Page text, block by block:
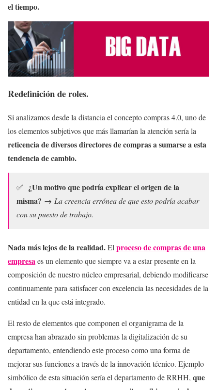
el tiempo.
Redefinición de roles.
Si analizamos desde la distancia el concepto compras 4.0, uno de
los elementos subjetivos que más llamarían la atención sería la
reticencia de diversos directores de compras a sumarse a esta
tendencia de cambio.
✅ ¿Un motivo que podría explicar el origen de la
misma? → La creencia errónea de que esto podría acabar
con su puesto de trabajo.
Nada más lejos de la realidad.El proceso de compras de una
empresaes un elemento que siempre va a estar presente en la
composición de nuestro núcleo empresarial, debiendo modificarse
continuamente para satisfacer con excelencia las necesidades de la
entidad en la que está integrado.
El resto de elementos que componen el organigrama de la
empresa han abrazado sin problemas la digitalización de su
departamento, entendiendo este proceso como una forma de
mejorar sus funciones a través de la innovación técnico. Ejemplo
simbólico de esta situación sería el departamento de RRHH, que